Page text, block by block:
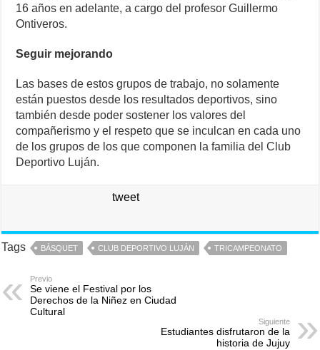
16 años en adelante, a cargo del profesor Guillermo
Ontiveros.
Seguir mejorando
Las bases de estos grupos de trabajo, no solamente
están puestos desde los resultados deportivos, sino
también desde poder sostener los valores del
compañerismo y el respeto que se inculcan en cada uno
de los grupos de los que componen la familia del Club
Deportivo Luján.
tweet
Tags BÁSQUET CLUB DEPORTIVO LUJÁN TRICAMPEONATO
Previo
Se viene el Festival por los
Derechos de la Niñez en Ciudad
Cultural
Siguiente
Estudiantes disfrutaron de la
historia de Jujuy